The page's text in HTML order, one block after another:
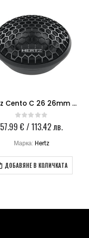
Hertz Cento C 26 26mm Tweeter
0 out of 5
57.99€ / 113.42 лв.
Марка: Hertz
ДОБАВЯНЕ В КОЛИЧКАТА